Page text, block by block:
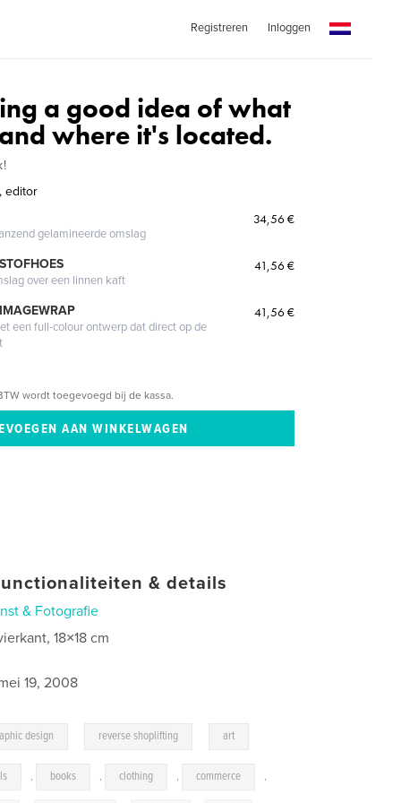
Registreren Inloggen
a good idea of what
where it's located.
editor
gelamineerde omslag
34,56 €
over een linnen kaft
41,56 €
een full-colour ontwerp dat direct op de
41,56 €
wordt toegevoegd bij de kassa.
& details
& Fotografie
18×18 cm
19, 2008
design reverse shoplifting art
, books , clothing , commerce ,